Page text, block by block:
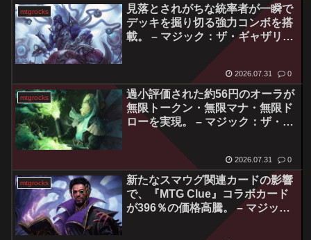
mtgrocks
見落とされがちな統率者が一瞬で
デッキを掘り切る強力コンボを搭
載。 – マジック：ザ・ギャザリン
2026.07.31 0
mtgrocks
過小評価された約56円のオーラが
無限トークン・無限マナ・無限ド
ローを実現。 – マジック：ザ・ギ
ャザリング
2026.07.31 0
mtgrocks
新たなスマウグ関連カードの影響
で、『MTG Clue』コラボカード
が396％の価格高騰。 – マジッ
ク：ザ・ギャザリング